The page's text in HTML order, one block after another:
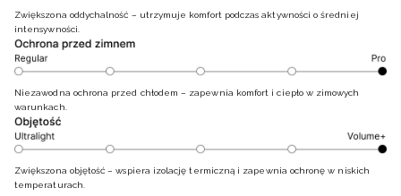
Zwiększona oddychalność – utrzymuje komfort podczas aktywności o średniej
intensywności.
Niezawodna ochrona przed chłodem – zapewnia komfort i ciepło w zimowych
warunkach.
Zwiększona objętość – wspiera izolację termiczną i zapewnia ochronę w niskich
temperaturach.